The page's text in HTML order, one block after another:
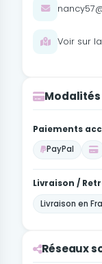
Voir sur
Modalités
Paiements
PayPal
Livraison /
Livraison en
Réseaux